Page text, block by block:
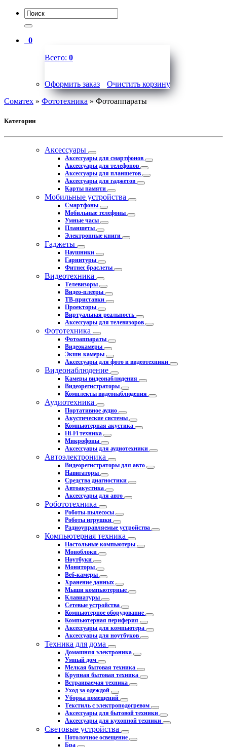
0
Всего: 0
Оформить заказ
Очистить корзину
Соматех » Фототехника» Фотоаппараты
Категории
Аксессуары
Аксессуары для смартфонов
Аксессуары для телефонов
Аксессуары для планшетов
Аксессуары для гаджетов
Карты памяти
Мобильные устройства
Смартфоны
Мобильные телефоны
Умные часы
Планшеты
Электронные книги
Гаджеты
Наушники
Гарнитуры
Фитнес браслеты
Видеотехника
Телевизоры
Видео-плееры
ТВ-приставки
Проекторы
Виртуальная реальность
Аксессуары для телевизоров
Фототехника
Фотоаппараты
Видеокамеры
Экшн-камеры
Аксессуары для фото и видеотехники
Видеонаблюдение
Камеры видеонаблюдения
Видеорегистраторы
Комплекты видеонаблюдения
Аудиотехника
Портативное аудио
Акустические системы
Компьютерная акустика
Hi-Fi техника
Микрофоны
Аксессуары для аудиотехники
Автоэлектроника
Видеорегистраторы для авто
Навигаторы
Средства диагностики
Автоакустика
Аксессуары для авто
Робототехника
Роботы-пылесосы
Роботы игрушки
Радиоуправляемые устройства
Компьютерная техника
Настольные компьютеры
Моноблоки
Ноутбуки
Мониторы
Веб-камеры
Хранение данных
Мыши компьютерные
Клавиатуры
Сетевые устройства
Компьютерное оборудование
Компьютерная периферия
Аксессуары для компьютера
Аксессуары для ноутбуков
Техника для дома
Домашняя электроника
Умный дом
Мелкая бытовая техника
Крупная бытовая техника
Встраиваемая техника
Уход за одеждой
Уборка помещений
Текстиль с электроподогревом
Аксессуары для бытовой техники
Аксессуары для кухонной техники
Световые устройства
Потолочное освещение
Бра